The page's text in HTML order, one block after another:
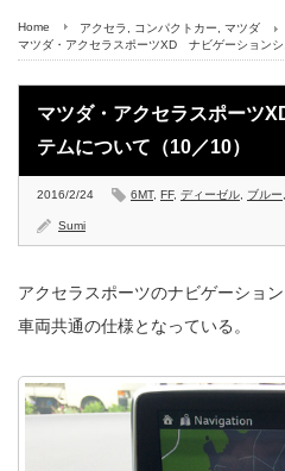
Home アクセラ コンパクトカー
マツダ
マツダ・アクセラスポーツXD ナビゲーションシ
マツダ・アクセラスポーツ
テムについて（10／10）
2016/2/24 6MT, FF, ディーゼル ブルー
Sumi
アクセラスポーツのナビゲーショ
車両共通の仕様となっている。